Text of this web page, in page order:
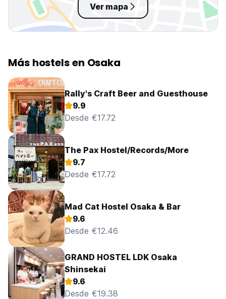
Ver mapa
Más hostels en Osaka
Rally's Craft Beer and Guesthouse
9.9
Desde €17.72
The Pax Hostel/Records/More
9.7
Desde €17.72
Mad Cat Hostel Osaka & Bar
9.6
Desde €12.46
GRAND HOSTEL LDK Osaka
Shinsekai
9.6
Desde €19.38